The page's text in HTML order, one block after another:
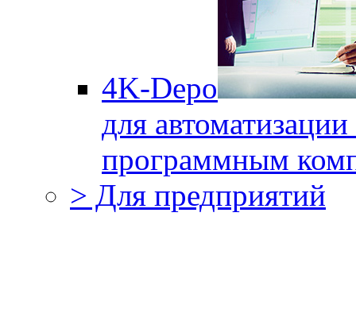
4K-Depo
для
программным
> Для предприятий